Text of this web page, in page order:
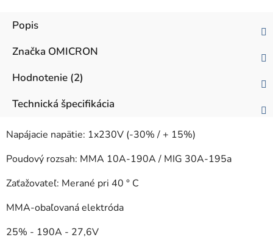
Popis
Značka OMICRON
Hodnotenie (2)
Technická špecifikácia
Napájacie napätie: 1x230V (-30% / + 15%)
Poudový rozsah: MMA 10A-190A / MIG 30A-195a
Zaťažovateľ: Merané pri 40 ° C
MMA-obaľovaná elektróda
25% - 190A - 27,6V